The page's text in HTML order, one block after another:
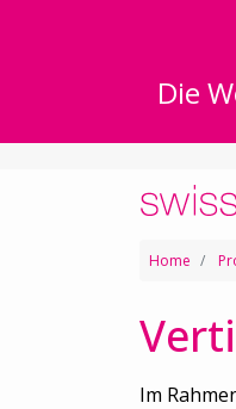
Die
Home
Im